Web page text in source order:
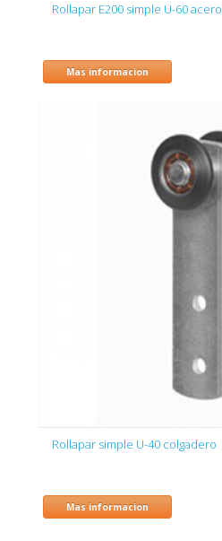
Rollapar E200 simple U-60 acero
Mas informacion
Rollapar simple U-40 colgadero
Mas informacion